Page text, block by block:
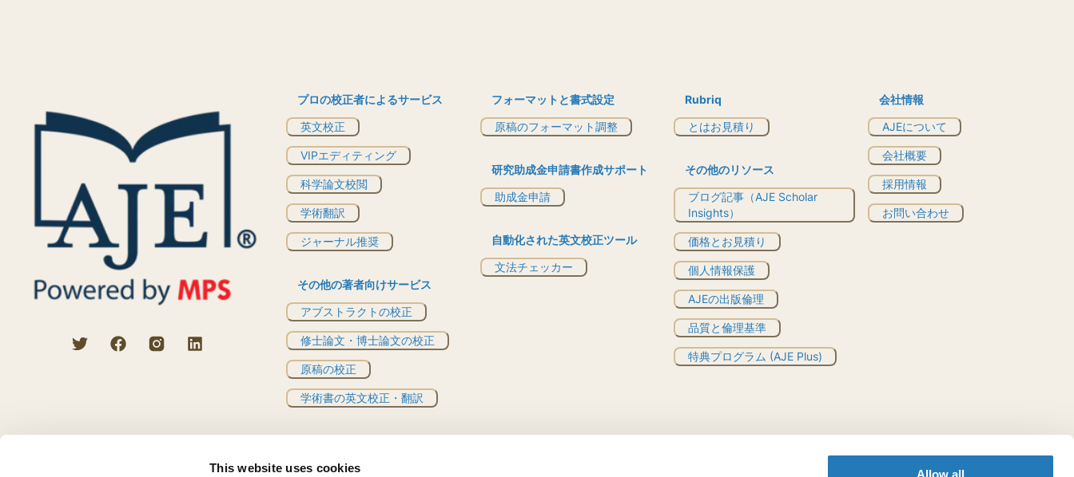
This website uses cookies Allow all
プロの校正者によるサービス
英文校正
VIPエディティング
科学論文校閲
学術翻訳
ジャーナル推奨
その他の著者向けサービス
アブストラクトの校正
修士論文・博士論文の校正
原稿の校正
学術書の英文校正・翻訳
フォーマットと書式設定
原稿のフォーマット調整
研究助成金申請書作成サポート
助成金申請
自動化された英文校正ツール
文法チェッカー
Rubriq
とはお見積り
その他のリソース
ブログ記事（AJE Scholar
Insights）
価格とお見積り
個人情報保護
AJEの出版倫理
品質と倫理基準
特典プログラム (AJE Plus)
会社情報
AJEについて
会社概要
採用情報
お問い合わせ